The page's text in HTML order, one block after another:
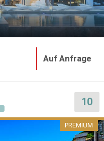
Auf Anfrage
10
PREMIUM